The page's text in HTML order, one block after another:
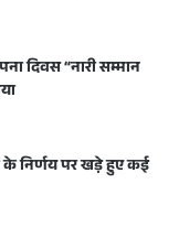
दिवस “नारी सम्मान
के निर्णय पर खड़े हुए कई